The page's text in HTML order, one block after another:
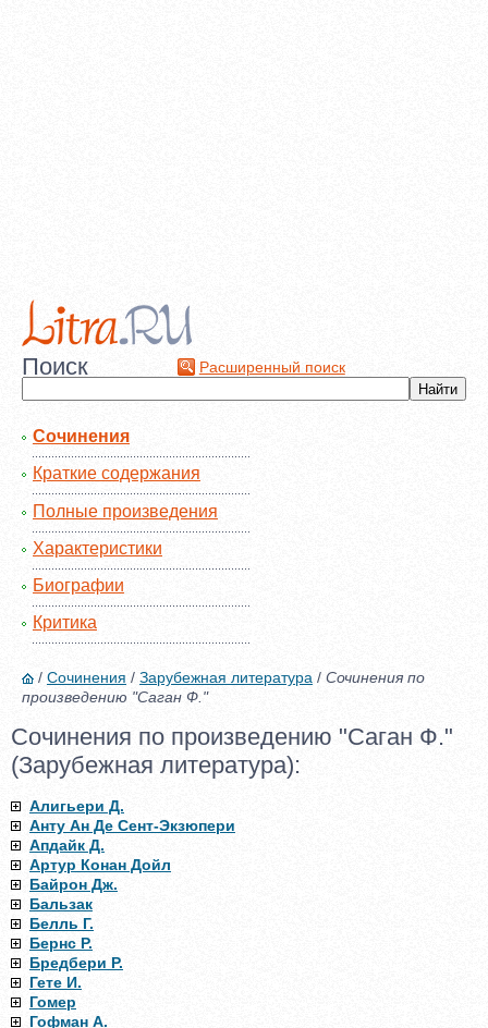
Поиск Расширенный поиск
Сочинения
Краткие содержания
Полные произведения
Характеристики
Биографии
Критика
/ Сочинения / Зарубежная литература / Сочинения по
произведению "Саган Ф."
Сочинения по произведению "Саган Ф."
(Зарубежная литература):
Алигьери Д.
Анту Ан Де Сент-Экзюпери
Апдайк Д.
Артур Конан Дойл
Байрон Дж.
Бальзак
Белль Г.
Бернс Р.
Бредбери Р.
Гете И.
Гомер
Гофман А.